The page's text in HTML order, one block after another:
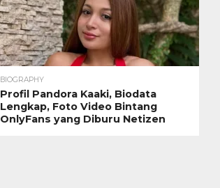
BIOGRAPHY
Profil Pandora Kaaki, Biodata
Lengkap, Foto Video Bintang
OnlyFans yang Diburu Netizen